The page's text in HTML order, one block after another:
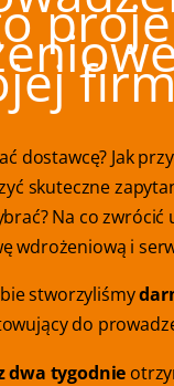
dostawcę? Jak
skuteczne
Na co zwrócić
wdrożeniową i
stworzyliśmy
do
dwa tygodnie